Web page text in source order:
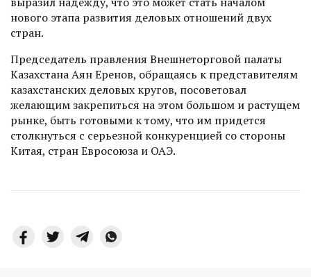
нового этапа развития деловых отношений двух
стран.
Председатель правления Внешнеторговой палаты
Казахстана Аян Еренов, обращаясь к представителям
казахстанских деловых кругов, посоветовал
желающим закрепиться на этом большом и растущем
рынке, быть готовыми к тому, что им придется
столкнуться с серьезной конкуренцией со стороны
Китая, стран Евросоюза и ОАЭ.